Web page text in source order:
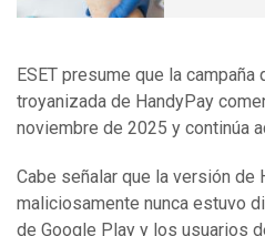
ESET presume que la
troyanizada de HandyPay
noviembre de 2025 y continúa
Cabe señalar que la versión de
maliciosamente nunca estuvo
de Google Play y los usuarios